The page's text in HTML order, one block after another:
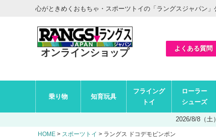
心がときめくおもちゃ・スポーツトイの「ラングスジャパン
オンラインショップ よくある質問
ル
ビ
乗り物 知育玩具
フライング
トイ
ローラー
シューズ
2026/8/8（土
HOME スポーツトイ ラングス ドコデモピンポン